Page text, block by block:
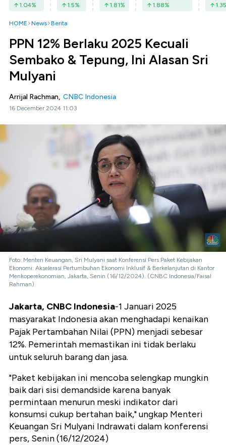
1.04% 1.5% 1.81% 1.88% 1.35
HOME News Berita
PPN 12% Berlaku 2025 Kecuali
Sembako & Tepung, Ini Alasan Sri
Mulyani
Arrijal Rachman, CNBC Indonesia
16 December 2024 11:03
Foto: Menteri Keuangan, Sri Mulyani saat Konferensi Pers Paket Kebijakan
Ekonomi: Akselerasi Pertumbuhan Ekonomi Inklusif & Berkelanjutan di Kantor
Menkoperekonomian, Jakarta, Senin (16/12/2024). (CNBC Indonesia/Faisal
Rahman)
Jakarta, CNBC Indonesia-1 Januari 2025
masyarakat Indonesia akan menghadapi kenaikan
Pajak Pertambahan Nilai (PPN) menjadi sebesar
12%. Pemerintah memastikan ini tidak berlaku
untuk seluruh barang dan jasa.
"Paket kebijakan ini mencoba selengkap mungkin
baik dari sisi demandside karena banyak
permintaan menurun meski indikator dari
konsumsi cukup bertahan baik," ungkap Menteri
Keuangan Sri Mulyani Indrawati dalam konferensi
pers, Senin (16/12/2024)